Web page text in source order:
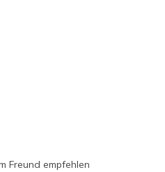
Freund empfehlen